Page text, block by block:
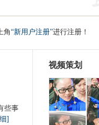
角“新用户注册”进行注册！
些事
]
视频策划